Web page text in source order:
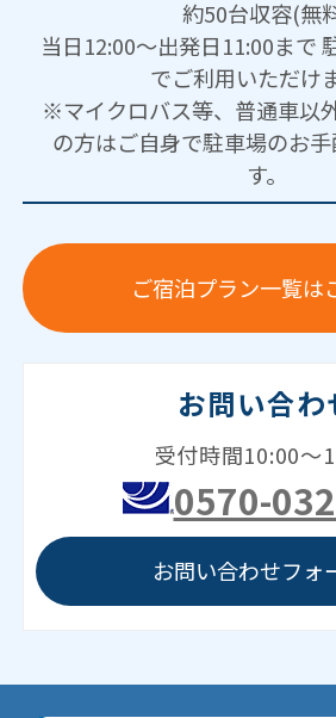
約50台収容(無
当日12:00～出発日11:00まで
でご利用いただけ
※マイクロバス等、普通車以
の方はご自身で駐車場のお
す。
ご宿泊プラン一覧は
お問い合わ
受付時間10:00～
0570-
お問い合わせフォ